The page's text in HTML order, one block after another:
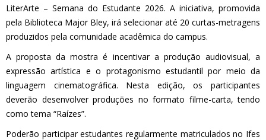
LiterArte – Semana do Estudante 2026. A iniciativa, promovida
pela Biblioteca Major Bley, irá selecionar até 20 curtas-metragens
produzidos pela comunidade acadêmica do campus.
A proposta da mostra é incentivar a produção audiovisual, a
expressão artística e o protagonismo estudantil por meio da
linguagem cinematográfica. Nesta edição, os participantes
deverão desenvolver produções no formato filme-carta, tendo
como tema “Raízes”.
Poderão participar estudantes regularmente matriculados no Ifes